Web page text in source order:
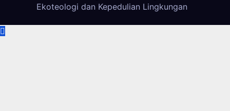
Ekoteologi dan Kepedulian Lingkungan